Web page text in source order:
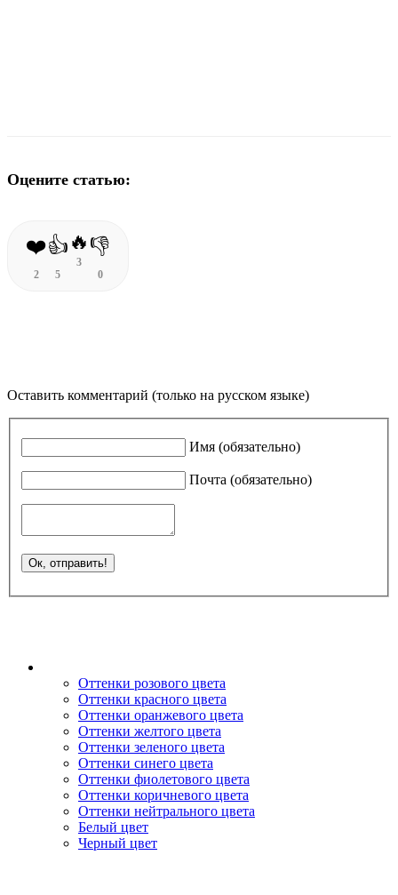
Оцените статью:
❤️
2
👍
5
🔥
3
👎
0
Оставить комментарий (только на русском языке)
Имя (обязательно)
Почта (обязательно)
Оттенки розового цвета
Оттенки красного цвета
Оттенки оранжевого цвета
Оттенки желтого цвета
Оттенки зеленого цвета
Оттенки синего цвета
Оттенки фиолетового цвета
Оттенки коричневого цвета
Оттенки нейтрального цвета
Белый цвет
Черный цвет